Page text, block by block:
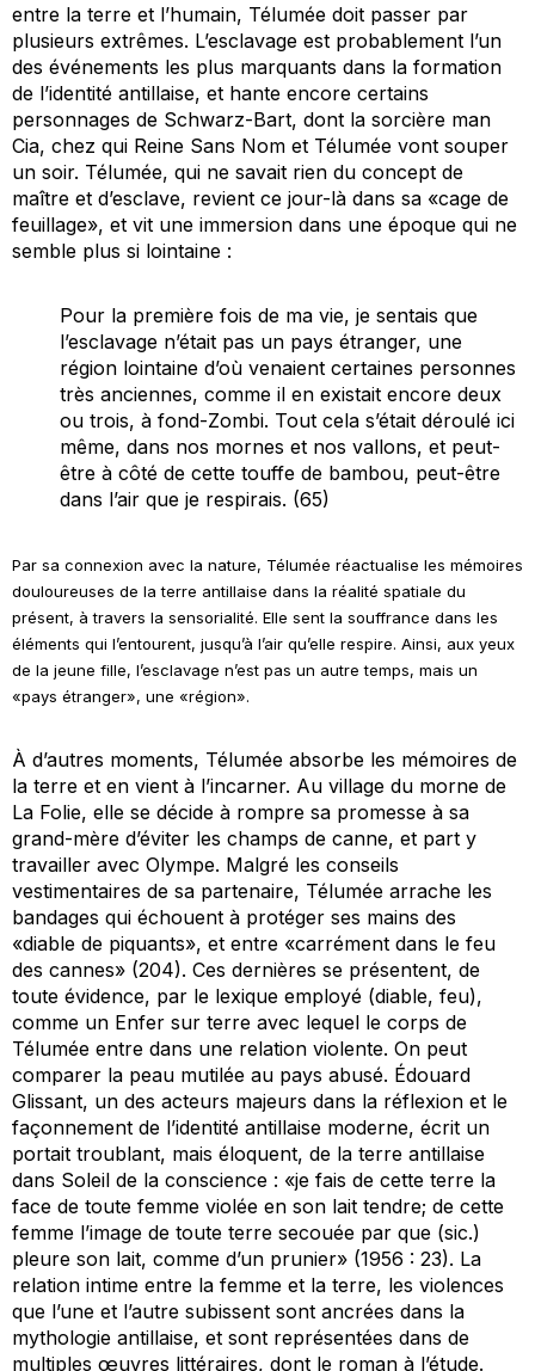
entre la terre et l’humain, Télumée doit passer par
plusieurs extrêmes. L’esclavage est probablement l’un
des événements les plus marquants dans la formation
de l’identité antillaise, et hante encore certains
personnages de Schwarz-Bart, dont la sorcière man
Cia, chez qui Reine Sans Nom et Télumée vont souper
un soir. Télumée, qui ne savait rien du concept de
maître et d’esclave, revient ce jour-là dans sa «cage de
feuillage», et vit une immersion dans une époque qui ne
semble plus si lointaine :
Pour la première fois de ma vie, je sentais que
l’esclavage n’était pas un pays étranger, une
région lointaine d’où venaient certaines personnes
très anciennes, comme il en existait encore deux
ou trois, à fond-Zombi. Tout cela s’était déroulé ici
même, dans nos mornes et nos vallons, et peut-
être à côté de cette touffe de bambou, peut-être
dans l’air que je respirais. (65)
Par sa connexion avec la nature, Télumée réactualise les mémoires
douloureuses de la terre antillaise dans la réalité spatiale du
présent, à travers la sensorialité. Elle sent la souffrance dans les
éléments qui l’entourent, jusqu’à l’air qu’elle respire. Ainsi, aux yeux
de la jeune fille, l’esclavage n’est pas un autre temps, mais un
«pays étranger», une «région».
À d’autres moments, Télumée absorbe les mémoires de
la terre et en vient à l’incarner. Au village du morne de
La Folie, elle se décide à rompre sa promesse à sa
grand-mère d’éviter les champs de canne, et part y
travailler avec Olympe. Malgré les conseils
vestimentaires de sa partenaire, Télumée arrache les
bandages qui échouent à protéger ses mains des
«diable de piquants», et entre «carrément dans le feu
des cannes» (204). Ces dernières se présentent, de
toute évidence, par le lexique employé (diable, feu),
comme un Enfer sur terre avec lequel le corps de
Télumée entre dans une relation violente. On peut
comparer la peau mutilée au pays abusé. Édouard
Glissant, un des acteurs majeurs dans la réflexion et le
façonnement de l’identité antillaise moderne, écrit un
portait troublant, mais éloquent, de la terre antillaise
dans Soleil de la conscience : «je fais de cette terre la
face de toute femme violée en son lait tendre; de cette
femme l’image de toute terre secouée par que (sic.)
pleure son lait, comme d’un prunier» (1956 : 23). La
relation intime entre la femme et la terre, les violences
que l’une et l’autre subissent sont ancrées dans la
mythologie antillaise, et sont représentées dans de
multiples œuvres littéraires, dont le roman à l’étude.